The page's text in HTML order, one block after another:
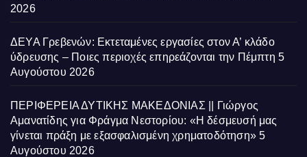
2026
ΔΕΥΑ Γρεβενών: Εκτεταμένες εργασίες στον Α’ κλάδο
ύδρευσης – Ποιες περιοχές επηρεάζονται την Πέμπτη 5
Αυγούστου 2026
ΠΕΡΙΦΕΡΕΙΑ ΔΥΤΙΚΗΣ ΜΑΚΕΔΟΝΙΑΣ || Γιώργος
Αμανατίδης για Φράγμα Νεστορίου: «Η δέσμευσή μας
γίνεται πράξη με εξασφαλισμένη χρηματοδότηση» 5
Αυγούστου 2026